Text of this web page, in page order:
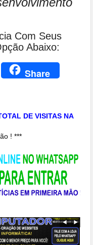
Com Seus
Abaixo:
CopyShare
DE VISITAS NA
! ***